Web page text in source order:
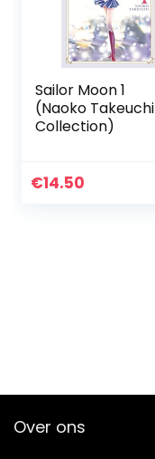
Sailor Moon 1
(Naoko Takeuchi
Collection)
€14.50
Over ons